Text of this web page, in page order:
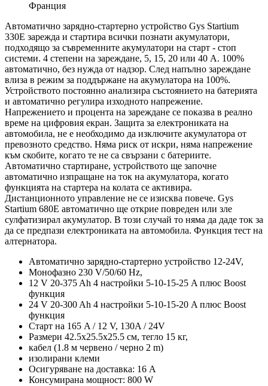
Франция
Автоматично зарядно-стартерно устройство Gys Startium
330E зарежда и стартира всички познати акумулатори,
подходящо за съвременните акумулатори на старт - стоп
системи. 4 степени на зареждане, 5, 15, 20 или 40 А. 100%
автоматично, без нужда от надзор. След напълно зареждане
влиза в режим за поддържане на акумулатора на 100%.
Устройството постоянно анализира състоянието на батерията
и автоматично регулира изходното напрежение.
Напрежението и процента на зареждане се показва в реално
време на цифровия екран. Защита за електрониката на
автомобила, не е необходимо да изключите акумулатора от
превозното средство. Няма риск от искри, няма напрежение
към скобите, когато те не са свързани с батериите.
Автоматично стартиране, устройството ще започне
автоматично изпращане на ток на акумулатора, когато
функцията на стартера на колата се активира.
Дистанционното управление не се изисква повече. Gys
Startium 680E автоматично ще открие повреден или зле
сулфатизирал акумулатор. В този случай то няма да даде ток за
да се предпази електрониката на автомобила. Функция тест на
алтернатора.
Автоматично зарядно-стартерно устройство 12-24V,
Монофазно 230 V/50/60 Hz,
12 V 20-375 Ah 4 настройки 5-10-15-25 A плюс Boost
функция
24 V 20-300 Ah 4 настройки 5-10-15-20 A плюс Boost
функция
Старт на 165 A / 12 V, 130A / 24V
Размери 42.5х25.5х25.5 см, тегло 15 кг,
кабел (1.8 м червено / черно 2 m)
изолирани клеми
Осигуряване на доставка: 16 A
Консумирана мощност: 800 W